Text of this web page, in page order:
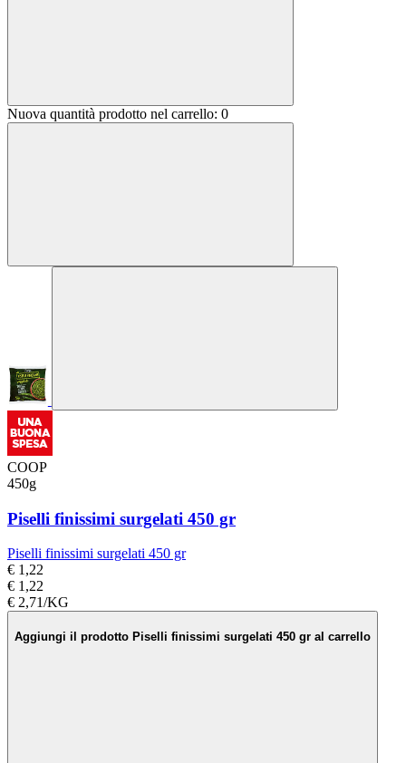
Nuova quantità prodotto nel carrello: 0
COOP
450g
Piselli finissimi surgelati 450 gr
Piselli finissimi surgelati 450 gr
€ 1,22
€ 1,22
€ 2,71/KG
Aggiungi il prodotto Piselli finissimi surgelati 450 gr al carrello